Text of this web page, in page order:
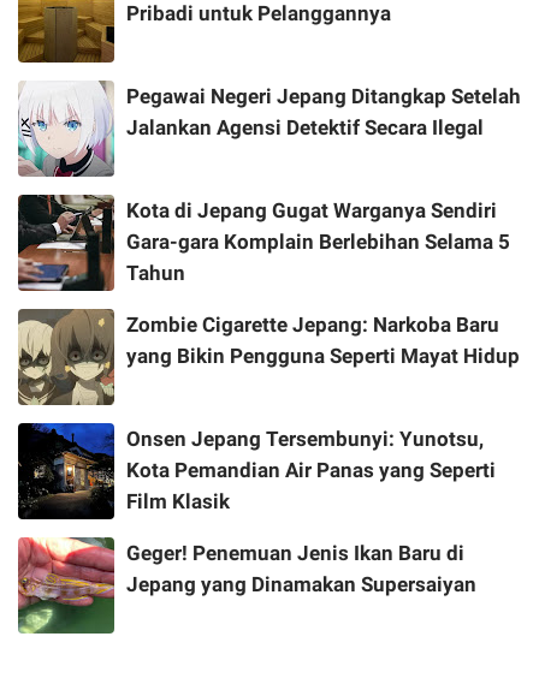
Pribadi untuk Pelanggannya
Pegawai Negeri Jepang Ditangkap Setelah
Jalankan Agensi Detektif Secara Ilegal
Kota di Jepang Gugat Warganya Sendiri
Gara-gara Komplain Berlebihan Selama 5
Tahun
Zombie Cigarette Jepang: Narkoba Baru
yang Bikin Pengguna Seperti Mayat Hidup
Onsen Jepang Tersembunyi: Yunotsu,
Kota Pemandian Air Panas yang Seperti
Film Klasik
Geger! Penemuan Jenis Ikan Baru di
Jepang yang Dinamakan Supersaiyan